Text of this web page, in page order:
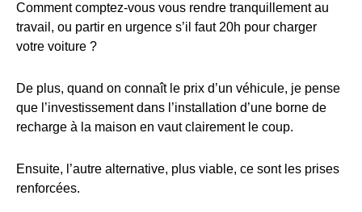
Comment comptez-vous vous rendre tranquillement au
travail, ou partir en urgence s’il faut 20h pour charger
votre voiture ?
De plus, quand on connaît le prix d’un véhicule, je pense
que l’investissement dans l’installation d’une borne de
recharge à la maison en vaut clairement le coup.
Ensuite, l’autre alternative, plus viable, ce sont les prises
renforcées.